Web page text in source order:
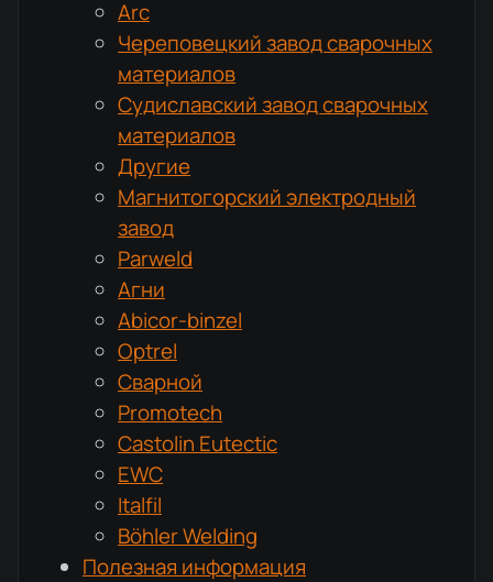
Arc
Череповецкий завод сварочных
материалов
Судиславский завод сварочных
материалов
Другие
Магнитогорский электродный
завод
Parweld
Агни
Abicor-binzel
Optrel
Сварной
Promotech
Castolin Eutectic
EWC
Italfil
Böhler Welding
Полезная информация